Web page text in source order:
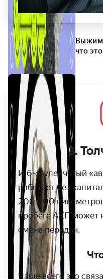
что
3.
И 6-ступенчатый
работает без
200 000
пробеге АКП может
смене передач.
Чаще всего это